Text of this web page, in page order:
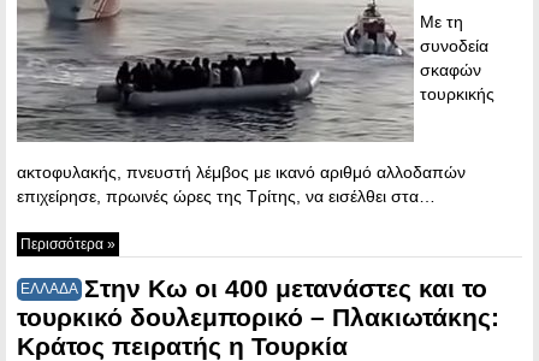
Με τη
συνοδεία
σκαφών
τουρκικής
ακτοφυλακής, πνευστή λέμβος με ικανό αριθμό αλλοδαπών
επιχείρησε, πρωινές ώρες της Τρίτης, να εισέλθει στα…
Περισσότερα »
ΕΛΛΑΔΑ Στην Κω οι 400 μετανάστες και το
τουρκικό δουλεμπορικό – Πλακιωτάκης:
Κράτος πειρατής η Τουρκία